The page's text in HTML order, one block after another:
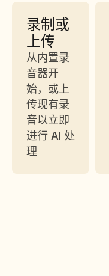
录制或
上传
从内置录
音器开
始，或上
传现有录
音以立即
进行 AI 处
理